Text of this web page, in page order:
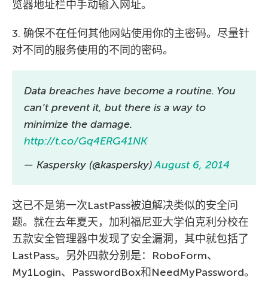
览器地址栏中手动输入网址。
3. 确保不在任何其他网站使用你的主密码。尽量针
对不同的服务使用的不同的密码。
Data breaches have become a routine. You
can’t prevent it, but there is a way to
minimize the damage.
http://t.co/Gq4ERG41NK
— Kaspersky (@kaspersky)August 6, 2014
这已不是第一次LastPass被迫解决类似的安全问
题。就在去年夏天，加利福尼亚大学伯克利分校在
五款安全管理器中发现了安全漏洞，其中就包括了
LastPass。另外四款分别是：RoboForm、
My1Login、PasswordBox和NeedMyPassword。